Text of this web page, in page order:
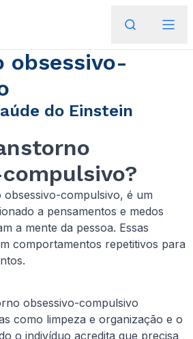
obsessivo-
do Einstein
compulsivo, é um
a pensamentos e medos
a mente da pessoa. Essas
comportamentos repetitivos para
obsessivo-compulsivo
como limpeza e organização e o
o indivíduo acredita que precisa